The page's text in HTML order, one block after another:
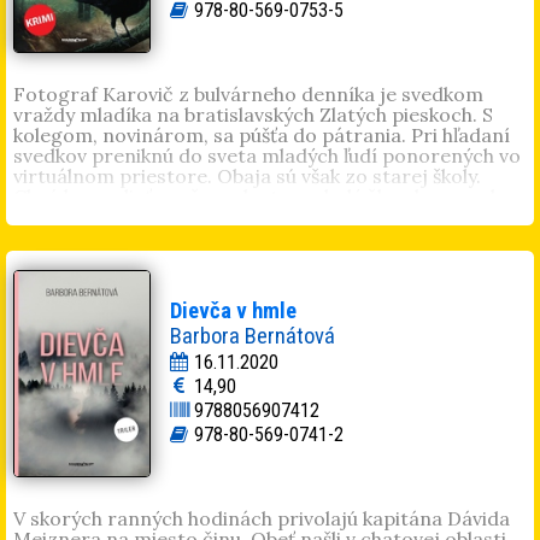
Škandinávii, na pobreží západnej Európy a na Britských
ostrovoch. Žije v Košiciach, má tri deti.
978-80-569-0753-5
Fotograf Karovič z bulvárneho denníka je svedkom
vraždy mladíka na bratislavských Zlatých pieskoch. S
kolegom, novinárom, sa púšťa do pátrania. Pri hľadaní
svedkov preniknú do sveta mladých ľudí ponorených vo
virtuálnom priestore. Obaja sú však zo starej školy.
Peter Gašparík(1977, Bratislava). Študoval réžiu na
VŠMU a tiež v Taliansku, vo Francúzsku a v USA. Okrem
réžie (dokument
prózu. Vyšli mu knihy
(ne)urobil, (ne)urobil som ,Šelmy a hyeny
prekladom a podnikaniu.
Dievča v hmle
Barbora Bernátová
16.11.2020
14,90
9788056907412
978-80-569-0741-2
V skorých ranných hodinách privolajú kapitána Dávida